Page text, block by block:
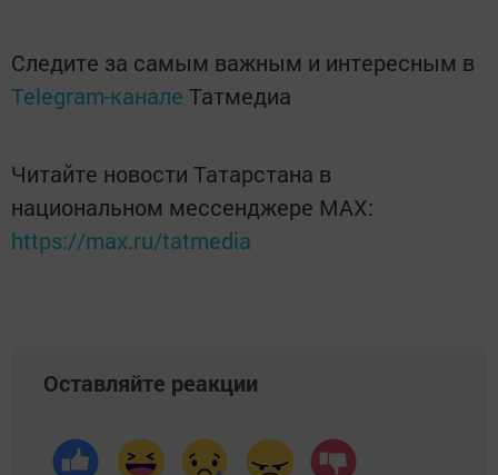
Следите за самым важным и интересным в
Telegram-канале Татмедиа
Читайте новости Татарстана в
национальном мессенджере MАХ:
https://max.ru/tatmedia
Оставляйте реакции